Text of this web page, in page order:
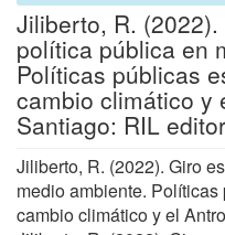
Jiliberto, R.
política pública en
Políticas públicas
cambio climático y
Santiago: RIL
Jiliberto, R. (2022). Giro
medio ambiente.
cambio climático y el